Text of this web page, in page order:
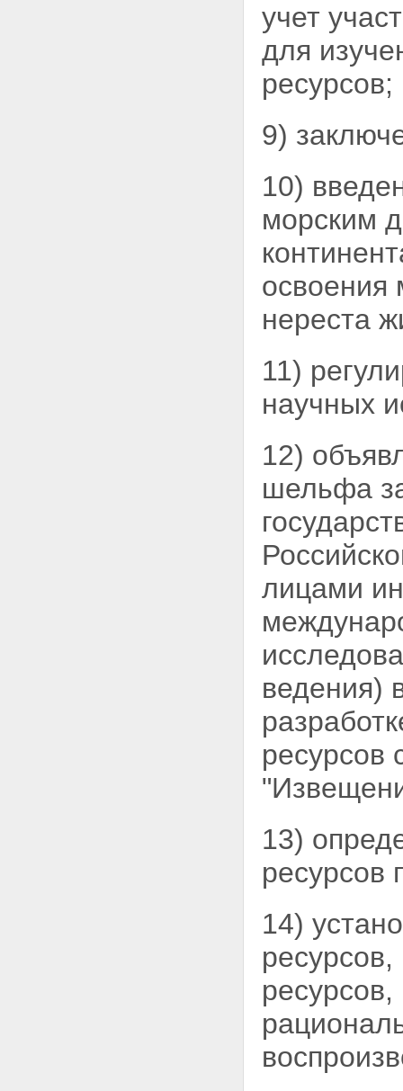
учет
для
ресурсов;
9)
10)
морским
освоения
нереста
11)
научных
12)
шельфа
лицами
ведения)
ресурсов
13)
ресурсов
14)